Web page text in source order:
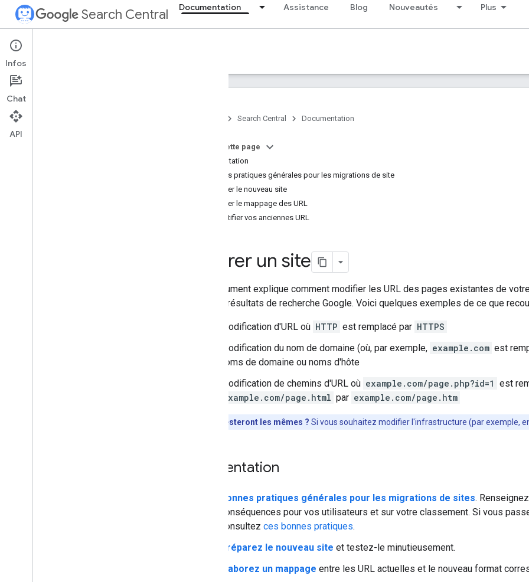
Search Central Documentation Assistance Blog Nouveautés Plus
Documentation
Principes de base du SEO
Search Central Documentation
Sur cette page
Présentation
Bonnes pratiques générales pour les migrations de site
Préparer le nouveau site
Préparer le mappage des URL
Identifier vos anciennes URL
Migrer un site
Ce document explique comment modifier les URL des pages existantes de
sur les résultats de recherche Google. Voici quelques exemples de ce que
Modification d'URL où HTTP est remplacé par HTTPS
Modification du nom de domaine (où, par exemple, example.com est
noms de domaine ou noms d'hôte
Modification de chemins d'URL où example.com/page.php?id=1 est
example.com/page.html par example.com/page.htm
Les URL resteront les mêmes ? Si vous souhaitez modifier l'infrastructure (par exemple,
Présentation
Bonnes pratiques générales pour les migrations de sites.
conséquences pour vos utilisateurs et sur votre classement. Si vous
consultez ces bonnes pratiques.
Préparez le nouveau site et testez-le minutieusement.
Élaborez un mappage entre les URL actuelles et le nouveau format
Infos
Chat
API